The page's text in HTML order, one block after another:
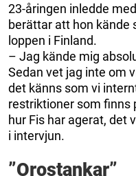
23-åringen inledde
berättar att hon kände
loppen i Finland.
– Jag kände mig
Sedan vet jag inte om
det känns som vi
restriktioner som finns
hur Fis har agerat, det
i intervjun.
”Orostankar”